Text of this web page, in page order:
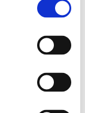
, in grado
e volumi